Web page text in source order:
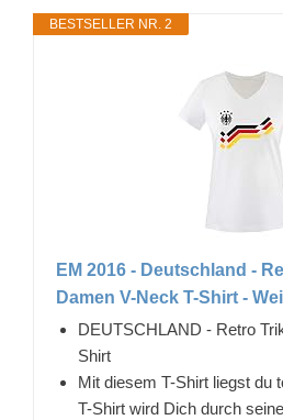
BESTSELLER NR. 2
EM 2016 - Deutschland -
Damen V-Neck T-Shirt -
DEUTSCHLAND - Retro
Shirt
Mit diesem T-Shirt liegst du
T-Shirt wird Dich durch